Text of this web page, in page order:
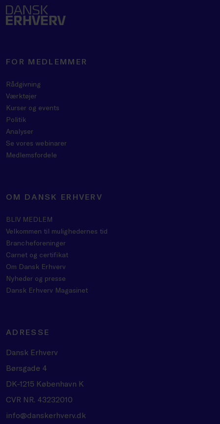
FOR MEDLEMMER
Rådgivning
Værktøjer
Kurser og events
Politik
Analyser
Se vores webinarer
Medlemsfordele
OM DANSK ERHVERV
BLIV MEDLEM
Velkommen til mulighedernes tid
Brancheforeninger
Carnet og certifikat
Om Dansk Erhverv
Nyheder og presse
Dansk Erhverv Magasinet
ADRESSE
Dansk Erhverv
Børsgade 4
DK-1215 København K
CVR NR. 43232010
info@danskerhverv.dk